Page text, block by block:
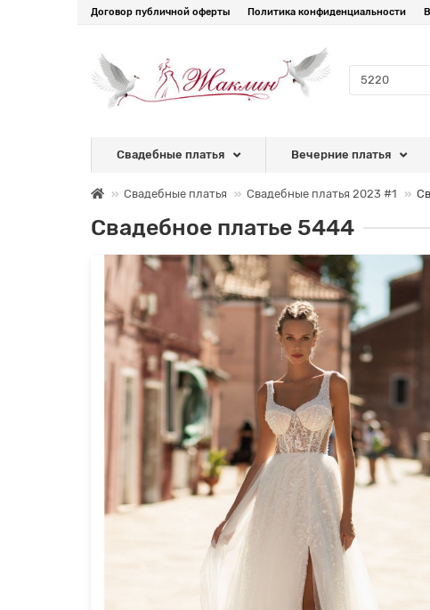
Договор публичной оферты Политика конфиденциальности
Свадебные платья Вечерние платья
Свадебные платья Свадебные платья 2023 #1
Свадебное платье 5444